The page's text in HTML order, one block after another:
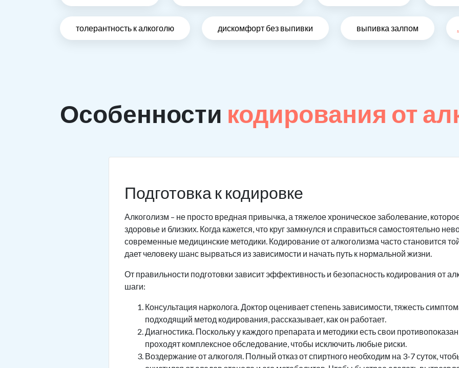
толерантность к алкоголю дискомфорт без выпивки выпивка залпом
Особенности кодирования от
Подготовка к кодировке
Алкоголизм – не просто вредная привычка, а тяжелое хроническое заболевание,
здоровье и близких. Когда кажется, что круг замкнулся и справиться самостоятельно
современные медицинские методики. Кодирование от алкоголизма часто становится
дает человеку шанс вырваться из зависимости и начать путь к нормальной жизни.
От правильности подготовки зависит эффективность и безопасность кодирования от
шаги:
Консультация нарколога. Доктор оценивает степень зависимости, тяжесть
подходящий метод кодирования, рассказывает, как он работает.
Диагностика. Поскольку у каждого препарата и методики есть свои
проходят комплексное обследование, чтобы исключить любые риски.
Воздержание от алкоголя. Полный отказ от спиртного необходим на 3-7 суток,